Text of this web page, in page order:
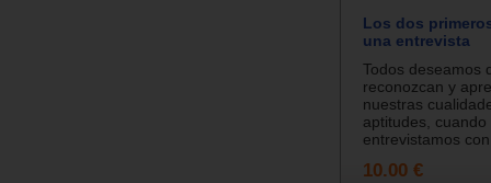
Los dos
una entrevista
Todos deseamos
reconozcan y
nuestras
aptitudes, cuando
entrevistamos
10.00 €